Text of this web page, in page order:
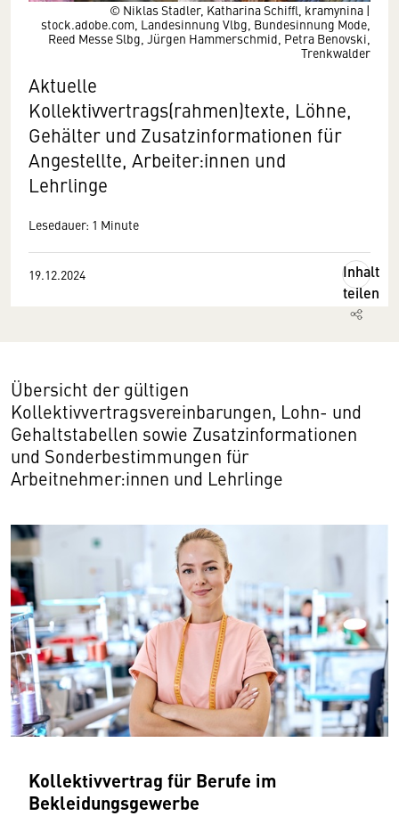
© Niklas Stadler, Katharina Schiffl, kramynina |
stock.adobe.com, Landesinnung Vlbg, Bundesinnung Mode,
Reed Messe Slbg, Jürgen Hammerschmid, Petra Benovski,
Trenkwalder
Aktuelle
Kollektivvertrags(rahmen)texte, Löhne,
Gehälter und Zusatzinformationen für
Angestellte, Arbeiter:innen und
Lehrlinge
Lesedauer: 1 Minute
19.12.2024
Inhalt
teilen
Übersicht der gültigen
Kollektivvertragsvereinbarungen, Lohn- und
Gehaltstabellen sowie Zusatzinformationen
und Sonderbestimmungen für
Arbeitnehmer:innen und Lehrlinge
Kollektivvertrag für Berufe im
Bekleidungsgewerbe